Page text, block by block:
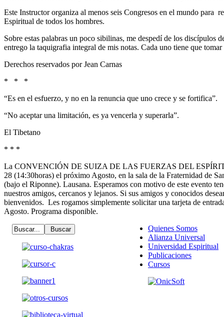
Este Instructor organiza al menos seis Congresos en el mundo para
Espiritual de todos los hombres.
Sobre estas palabras un poco sibilinas, me despedí de los discípulos
entrego la taquigrafia integral de mis notas. Cada uno tiene que
Derechos reservados por Jean Carnas
* * *
“Es en el esfuerzo, y no en la renuncia que uno crece y se fortifica”.
“No aceptar una limitación, es ya vencerla y superarla”.
El Tibetano
* * *
La CONVENCIÓN DE SUIZA DE LAS FUERZAS DEL
28 (14:30horas) el próximo Agosto, en la sala de la Fraternidad de
(bajo el Riponne). Lausana. Esperamos con motivo de este evento
nuestros amigos, cercanos y lejanos. Si sus amigos y conocidos
bienvenidos. Les rogamos simplemente solicitar una tarjeta de
Agosto. Programa disponible.
Quienes Somos
Alianza Universal
Universidad Espiritual
Publicaciones
Cursos